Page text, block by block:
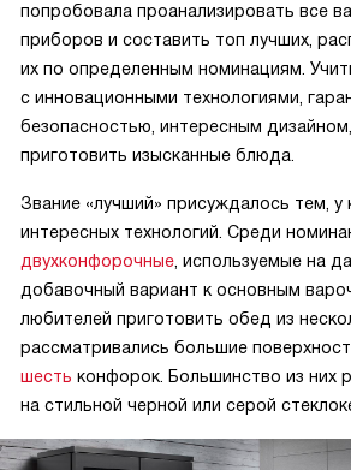
попробовала проанализировать все
приборов и составить топ лучших,
их по определенным номинациям.
с инновационными технологиями,
безопасностью, интересным
приготовить изысканные блюда.
Звание «лучший» присуждалось тем, у
интересных технологий. Среди
двухконфорочные , используемые на
добавочный вариант к основным
любителей приготовить обед из
рассматривались большие
шесть конфорок. Большинство из них
на стильной черной или серой